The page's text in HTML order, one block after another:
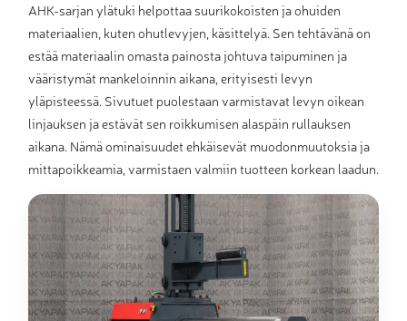
AHK-sarjan ylätuki helpottaa suurikokoisten ja ohuiden
materiaalien, kuten ohutlevyjen, käsittelyä. Sen tehtävänä on
estää materiaalin omasta painosta johtuva taipuminen ja
vääristymät mankeloinnin aikana, erityisesti levyn
yläpisteessä. Sivutuet puolestaan varmistavat levyn oikean
linjauksen ja estävät sen roikkumisen alaspäin rullauksen
aikana. Nämä ominaisuudet ehkäisevät muodonmuutoksia ja
mittapoikkeamia, varmistaen valmiin tuotteen korkean laadun.